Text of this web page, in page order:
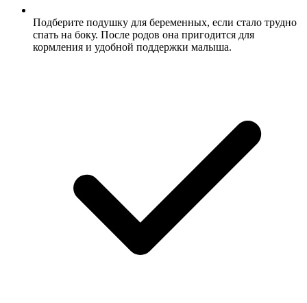
Подберите подушку для беременных, если стало трудно
спать на боку. После родов она пригодится для
кормления и удобной поддержки малыша.